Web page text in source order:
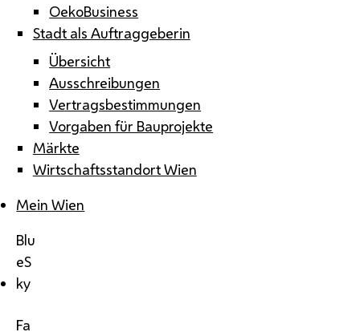
OekoBusiness
Stadt als Auftraggeberin
Übersicht
Ausschreibungen
Vertragsbestimmungen
Vorgaben für Bauprojekte
Märkte
Wirtschaftsstandort Wien
Mein Wien
Blu
eS
ky
Fa